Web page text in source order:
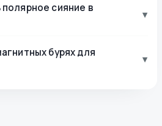
сияние в
▾
бурях для
▾